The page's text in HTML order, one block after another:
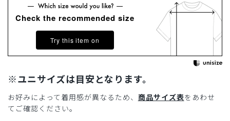
Check the recommended size
Try this item on
※ユニサイズは目安となります。
お好みによって着用感が異なるため、 商品サイズ表をあわせ
てご確認ください。